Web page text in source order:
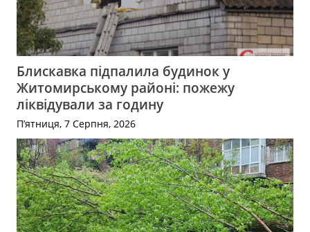
Блискавка підпалила будинок у
Житомирському районі: пожежу
ліквідували за годину
П’ятниця, 7 Серпня, 2026